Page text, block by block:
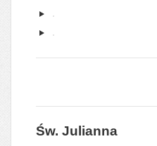
Św. Julianna